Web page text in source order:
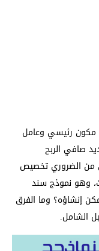
رئيسي وعامل
صافي الربح
من الضروري تخصيص
وهو نموذج سند
إنشاؤه؟ وما الفرق
الشامل.